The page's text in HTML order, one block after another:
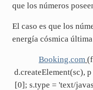
que los números
El caso es que los
energía cósmica
Booking.com
d.createElement(sc),
[0]; s.type = 'text/